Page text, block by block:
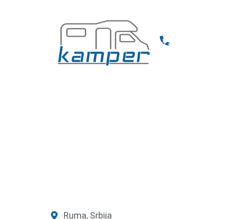
+381 65 3456797
Ruma, Srbija